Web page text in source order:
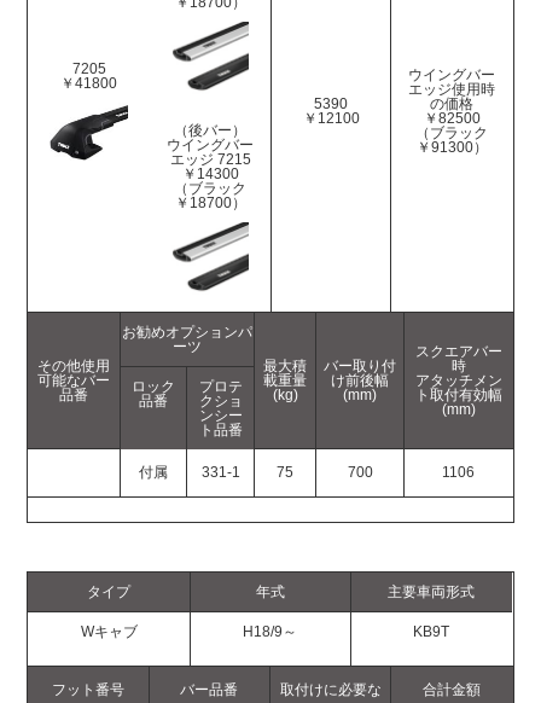
7205
￥41800
（後バー）
ウイングバー
エッジ 7215
￥14300
（ブラック
￥18700）
5390
￥12100
ウイングバー
エッジ使用時
の価格
￥82500
（ブラック
￥91300）
その他使用
可能なバー
品番
お勧めオプションパ
ーツ
ロック
品番
プロテ
クショ
ンシー
ト品番
付属 331-1
最大積
載重量
(kg)
75
バー取り付
け前後幅
(mm)
700
スクエアバー
時
アタッチメン
ト取付有効幅
(mm)
1106
タイプ
Wキャブ
年式
H18/9～
主要車両形式
KB9T
フット番号 バー品番
取付けに必要な
合計金額